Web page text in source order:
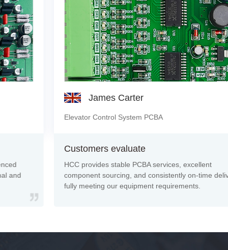
James Carter
Elevator Control System PCBA
Customersevaluate
HCC provides stable PCBA services, excellent
component sourcing, and consistently on-time delivery,
fully meeting our equipment requirements.